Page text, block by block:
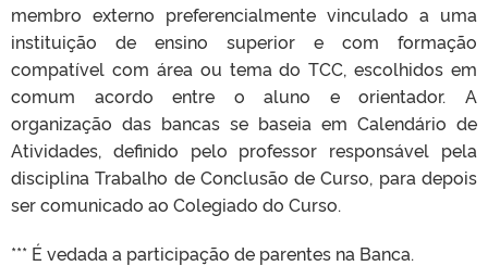
membro externo preferencialmente vinculado a uma
instituição de ensino superior e com formação
compatível com área ou tema do TCC, escolhidos em
comum acordo entre o aluno e orientador. A
organização das bancas se baseia em Calendário de
Atividades, definido pelo professor responsável pela
disciplina Trabalho de Conclusão de Curso, para depois
ser comunicado ao Colegiado do Curso.
*** É vedada a participação de parentes na Banca.